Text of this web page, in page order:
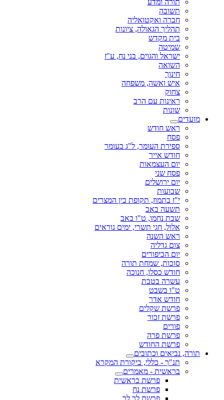
תורה ומדע
תשובה
חברה ואקטואליה
תהליך הגאולה, ציונות
בית מקדש
שמיטה
ישראל והגוים, בני נח, ע"ז
השואה
חינוך
איש ואשה, משפחה
צחוק
ראינות עם הרב
שונות
מועדים
ראש חודש
פסח
ספירת העומר, ל"ג בעומר
חודש אייר
יום העצמאות
פסח שני
יום ירושלים
שבועות
י"ז בתמוז, תקופת בין המצרים
תשעה באב
שבת נחמו, ט"ו באב
אלול, חגי תשרי, ימים נוראים
ראש השנה
צום גדליה
יום הכיפורים
סוכות, שמחת תורה
חודש כסלו, חנוכה
עשרה בטבת
ט"ו בשבט
חודש אדר
פרשת שקלים
פרשת זכור
פורים
פרשת פרה
פרשת החודש
תורה, נביאים וכתובים
תנ"ך - כללי, ביקורת המקרא
בראשית - מאמרים
פרשת בראשית
פרשת נח